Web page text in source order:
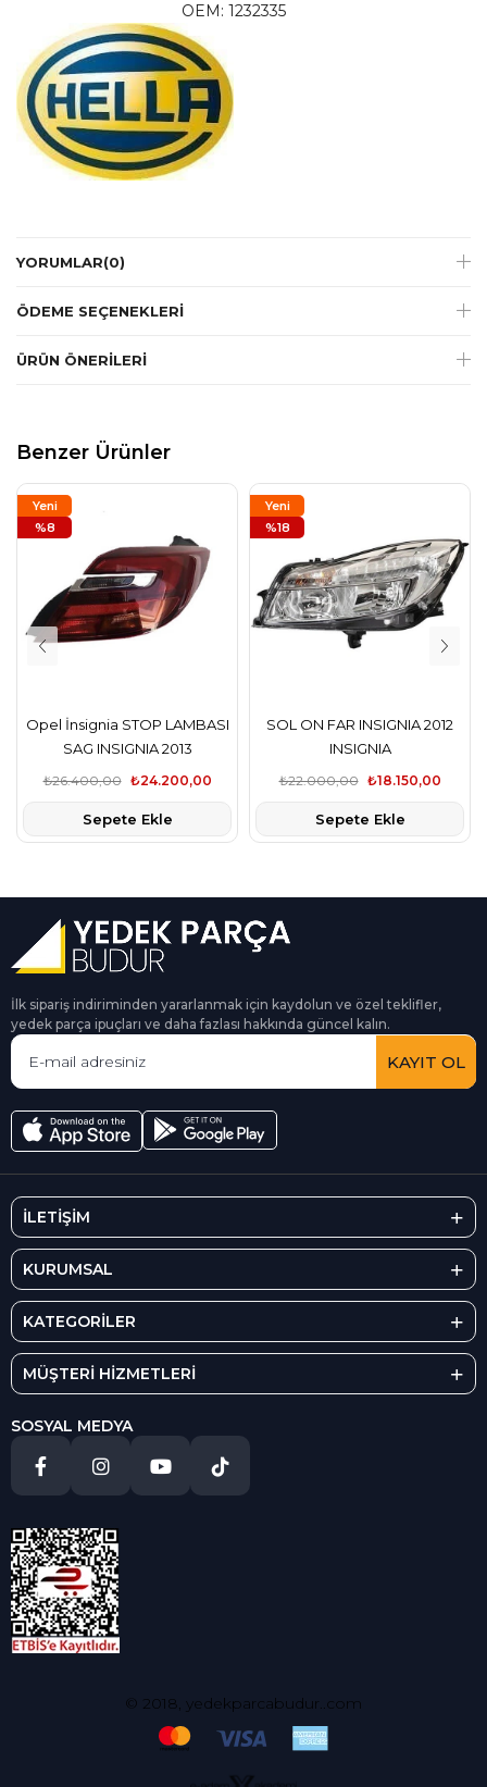
OEM: 1232335
YORUMLAR(0)
ÖDEME SEÇENEKLERI
ÜRÜN ÖNERILERI
Benzer Ürünler
Opel İnsignia STOP LAMBASI
SAG INSIGNIA 2013
₺24.200,00
₺26.400,00
Sepete Ekle
Yeni
Ürün
%8
SOL ON FAR INSIGNIA 2012
INSIGNIA
₺18.150,00
₺22.000,00
Sepete Ekle
Yeni
Ürün
%18
İlk sipariş indiriminden yararlanmak için kaydolun ve özel teklifler,
yedek parça ipuçları ve daha fazlası hakkında güncel kalın.
KAYIT OL
İLETİŞİM
KURUMSAL
KATEGORİLER
MÜŞTERİ HİZMETLERİ
SOSYAL MEDYA
© 2018, yedekparcabudur..com